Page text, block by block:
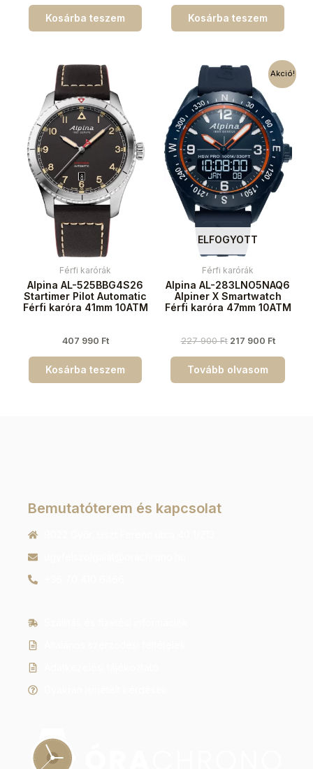
Kosárba teszem Kosárba teszem
Férfi karórák
Alpina AL-525BBG4S26
Startimer Pilot Automatic
Férfi karóra 41mm 10ATM
407 990 Ft
Kosárba teszem
Akció!
ELFOGYOTT
Férfi karórák
Alpina AL-283LNO5NAQ6
Alpiner X Smartwatch
Férfi karóra 47mm 10ATM
227 900Ft 217 900 Ft
Tovább olvasom
Bemutatóterem és kapcsolat